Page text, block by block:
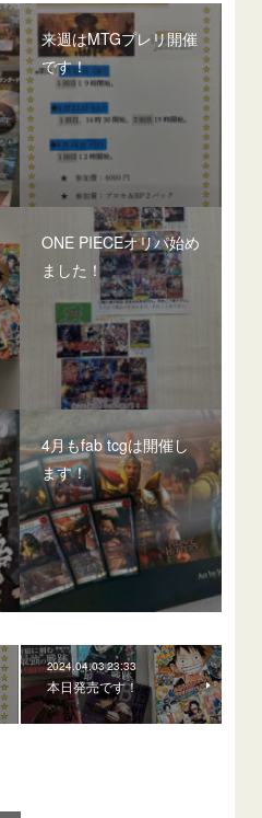
来週はMTGプレリ開催
です！
ONE PIECEオリパ始め
ました！
4月もfab tcgは開催し
ます！
2024.04.03 23:33
本日発売です！